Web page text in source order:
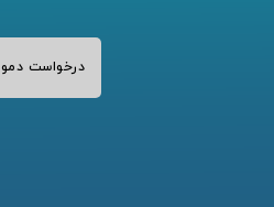
درخواست دمو